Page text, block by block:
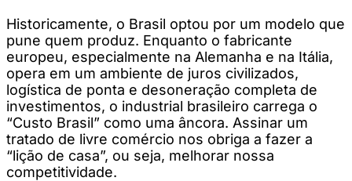
Historicamente, o Brasil optou por um modelo que
pune quem produz. Enquanto o fabricante
europeu, especialmente na Alemanha e na Itália,
opera em um ambiente de juros civilizados,
logística de ponta e desoneração completa de
investimentos, o industrial brasileiro carrega o
“Custo Brasil” como uma âncora. Assinar um
tratado de livre comércio nos obriga a fazer a
“lição de casa”, ou seja, melhorar nossa
competitividade.